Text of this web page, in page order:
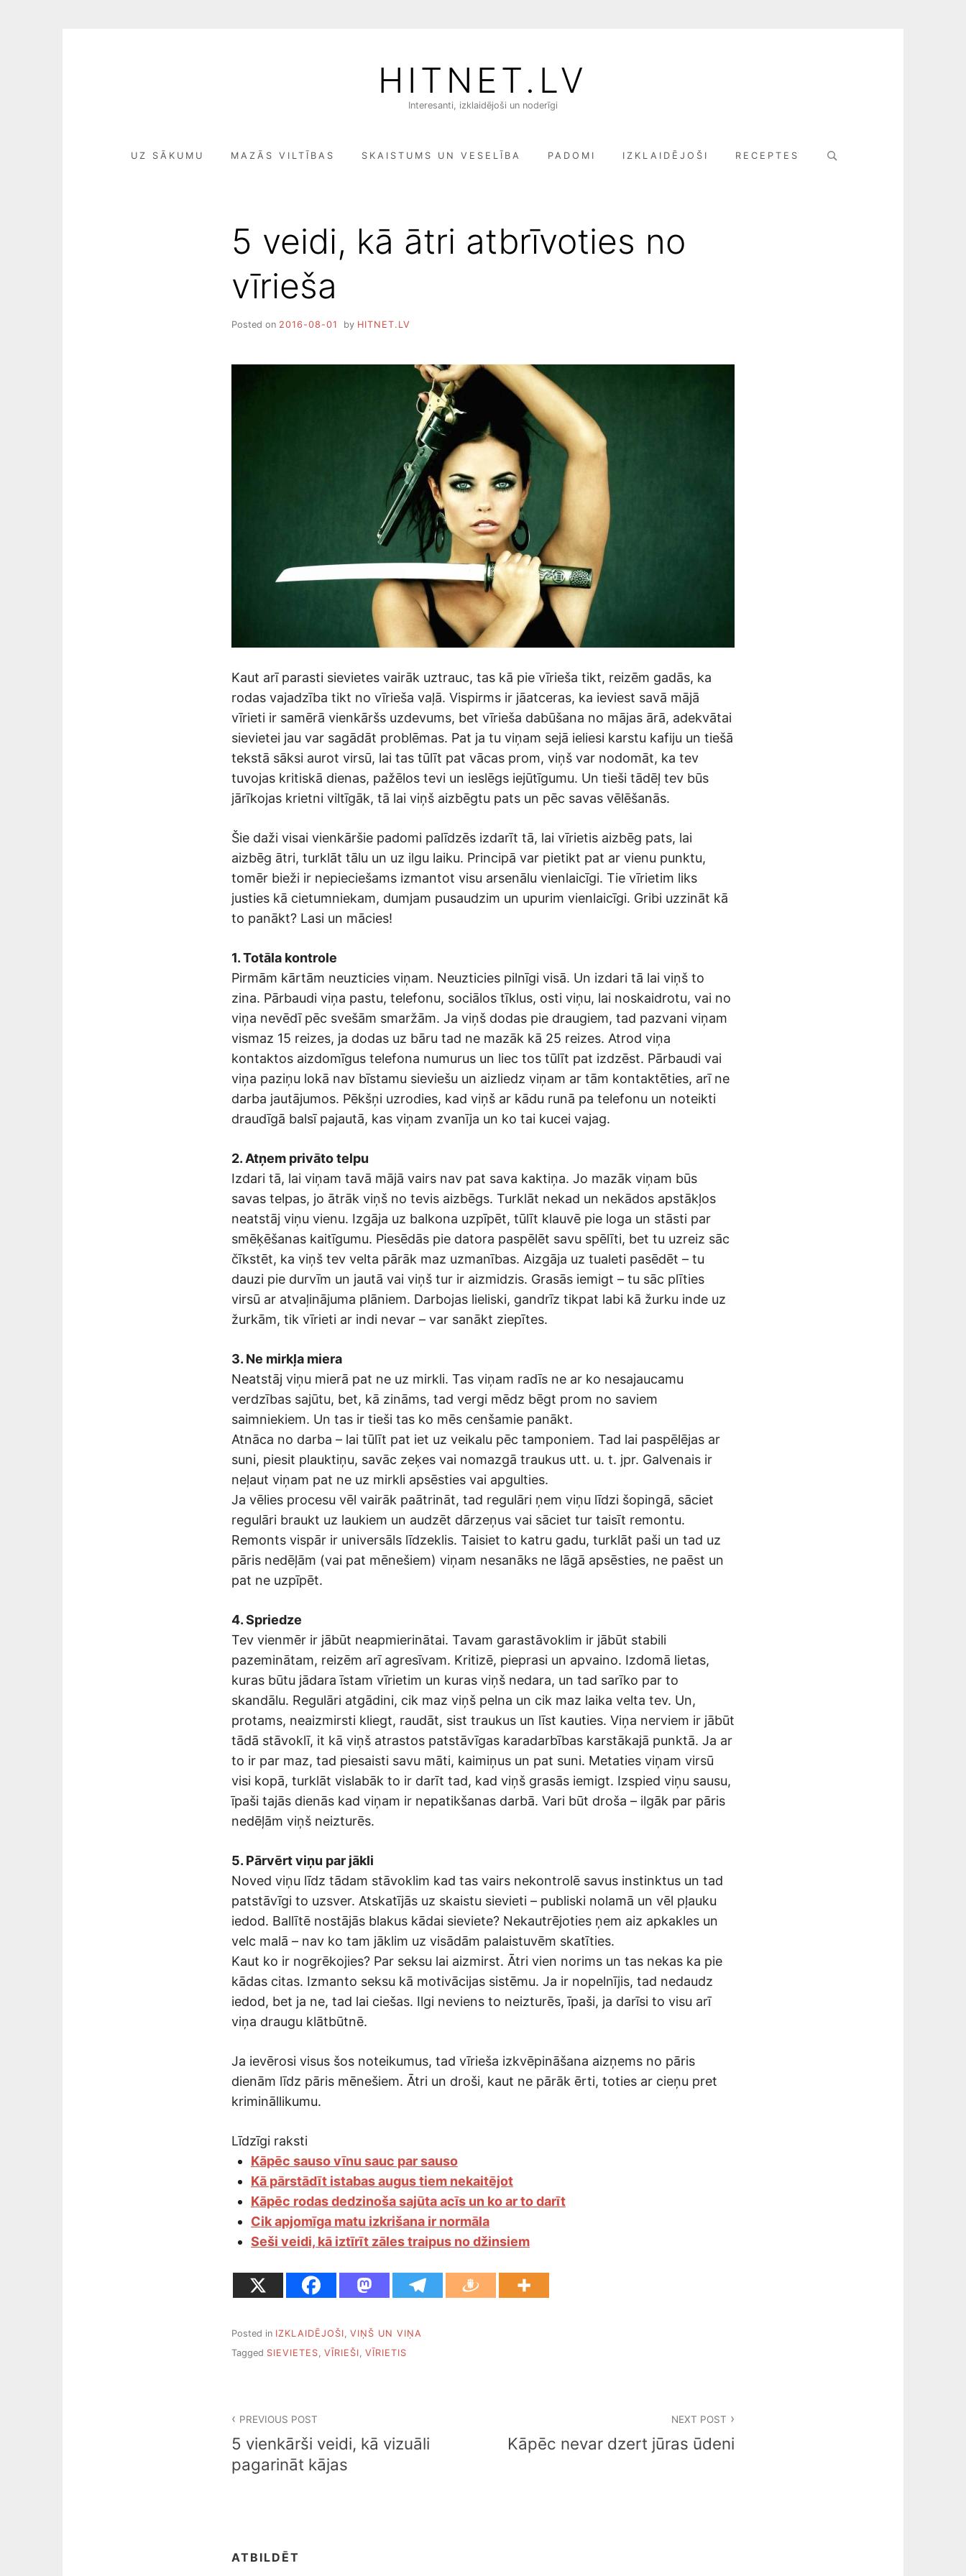
HITNET.LV
Interesanti, izklaidējoši un noderīgi
UZ SĀKUMU MAZĀS VILTĪBAS SKAISTUMS UN VESELĪBA PADOMI IZKLAIDĒJOŠI RECEPTES
Search
5 veidi, kā ātri atbrīvoties no
vīrieša
Posted on 2016-08-01 by HITNET.LV
Kaut arī parasti sievietes vairāk uztrauc, tas kā pie vīrieša tikt, reizēm gadās, ka
rodas vajadzība tikt no vīrieša vaļā. Vispirms ir jāatceras, ka ieviest savā mājā
vīrieti ir samērā vienkāršs uzdevums, bet vīrieša dabūšana no mājas ārā, adekvātai
sievietei jau var sagādāt problēmas. Pat ja tu viņam sejā ieliesi karstu kafiju un tiešā
tekstā sāksi aurot virsū, lai tas tūlīt pat vācas prom, viņš var nodomāt, ka tev
tuvojas kritiskā dienas, pažēlos tevi un ieslēgs iejūtīgumu. Un tieši tādēļ tev būs
jārīkojas krietni viltīgāk, tā lai viņš aizbēgtu pats un pēc savas vēlēšanās.
Šie daži visai vienkāršie padomi palīdzēs izdarīt tā, lai vīrietis aizbēg pats, lai
aizbēg ātri, turklāt tālu un uz ilgu laiku. Principā var pietikt pat ar vienu punktu,
tomēr bieži ir nepieciešams izmantot visu arsenālu vienlaicīgi. Tie vīrietim liks
justies kā cietumniekam, dumjam pusaudzim un upurim vienlaicīgi. Gribi uzzināt kā
to panākt? Lasi un mācies!
1. Totāla kontrole
Pirmām kārtām neuzticies viņam. Neuzticies pilnīgi visā. Un izdari tā lai viņš to
zina. Pārbaudi viņa pastu, telefonu, sociālos tīklus, osti viņu, lai noskaidrotu, vai no
viņa nevēdī pēc svešām smaržām. Ja viņš dodas pie draugiem, tad pazvani viņam
vismaz 15 reizes, ja dodas uz bāru tad ne mazāk kā 25 reizes. Atrod viņa
kontaktos aizdomīgus telefona numurus un liec tos tūlīt pat izdzēst. Pārbaudi vai
viņa paziņu lokā nav bīstamu sieviešu un aizliedz viņam ar tām kontaktēties, arī ne
darba jautājumos. Pēkšņi uzrodies, kad viņš ar kādu runā pa telefonu un noteikti
draudīgā balsī pajautā, kas viņam zvanīja un ko tai kucei vajag.
2. Atņem privāto telpu
Izdari tā, lai viņam tavā mājā vairs nav pat sava kaktiņa. Jo mazāk viņam būs
savas telpas, jo ātrāk viņš no tevis aizbēgs. Turklāt nekad un nekādos apstākļos
neatstāj viņu vienu. Izgāja uz balkona uzpīpēt, tūlīt klauvē pie loga un stāsti par
smēķēšanas kaitīgumu. Piesēdās pie datora paspēlēt savu spēlīti, bet tu uzreiz sāc
čīkstēt, ka viņš tev velta pārāk maz uzmanības. Aizgāja uz tualeti pasēdēt – tu
dauzi pie durvīm un jautā vai viņš tur ir aizmidzis. Grasās iemigt – tu sāc plīties
virsū ar atvaļinājuma plāniem. Darbojas lieliski, gandrīz tikpat labi kā žurku inde uz
žurkām, tik vīrieti ar indi nevar – var sanākt ziepītes.
3. Ne mirkļa miera
Neatstāj viņu mierā pat ne uz mirkli. Tas viņam radīs ne ar ko nesajaucamu
verdzības sajūtu, bet, kā zināms, tad vergi mēdz bēgt prom no saviem
saimniekiem. Un tas ir tieši tas ko mēs cenšamie panākt.
Atnāca no darba – lai tūlīt pat iet uz veikalu pēc tamponiem. Tad lai paspēlējas ar
suni, piesit plauktiņu, savāc zeķes vai nomazgā traukus utt. u. t. jpr. Galvenais ir
neļaut viņam pat ne uz mirkli apsēsties vai apgulties.
Ja vēlies procesu vēl vairāk paātrināt, tad regulāri ņem viņu līdzi šopingā, sāciet
regulāri braukt uz laukiem un audzēt dārzeņus vai sāciet tur taisīt remontu.
Remonts vispār ir universāls līdzeklis. Taisiet to katru gadu, turklāt paši un tad uz
pāris nedēļām (vai pat mēnešiem) viņam nesanāks ne lāgā apsēsties, ne paēst un
pat ne uzpīpēt.
4. Spriedze
Tev vienmēr ir jābūt neapmierinātai. Tavam garastāvoklim ir jābūt stabili
pazeminātam, reizēm arī agresīvam. Kritizē, pieprasi un apvaino. Izdomā lietas,
kuras būtu jādara īstam vīrietim un kuras viņš nedara, un tad sarīko par to
skandālu. Regulāri atgādini, cik maz viņš pelna un cik maz laika velta tev. Un,
protams, neaizmirsti kliegt, raudāt, sist traukus un līst kauties. Viņa nerviem ir jābūt
tādā stāvoklī, it kā viņš atrastos patstāvīgas karadarbības karstākajā punktā. Ja ar
to ir par maz, tad piesaisti savu māti, kaimiņus un pat suni. Metaties viņam virsū
visi kopā, turklāt vislabāk to ir darīt tad, kad viņš grasās iemigt. Izspied viņu sausu,
īpaši tajās dienās kad viņam ir nepatikšanas darbā. Vari būt droša – ilgāk par pāris
nedēļām viņš neizturēs.
5. Pārvērt viņu par jākli
Noved viņu līdz tādam stāvoklim kad tas vairs nekontrolē savus instinktus un tad
patstāvīgi to uzsver. Atskatījās uz skaistu sievieti – publiski nolamā un vēl pļauku
iedod. Ballītē nostājās blakus kādai sieviete? Nekautrējoties ņem aiz apkakles un
velc malā – nav ko tam jāklim uz visādām palaistuvēm skatīties.
Kaut ko ir nogrēkojies? Par seksu lai aizmirst. Ātri vien norims un tas nekas ka pie
kādas citas. Izmanto seksu kā motivācijas sistēmu. Ja ir nopelnījis, tad nedaudz
iedod, bet ja ne, tad lai ciešas. Ilgi neviens to neizturēs, īpaši, ja darīsi to visu arī
viņa draugu klātbūtnē.
Ja ievērosi visus šos noteikumus, tad vīrieša izkvēpināšana aizņems no pāris
dienām līdz pāris mēnešiem. Ātri un droši, kaut ne pārāk ērti, toties ar cieņu pret
krimināllikumu.
Līdzīgi raksti
Kāpēc sauso vīnu sauc par sauso
Kā pārstādīt istabas augus tiem nekaitējot
Kāpēc rodas dedzinoša sajūta acīs un ko ar to darīt
Cik apjomīga matu izkrišana ir normāla
Seši veidi, kā iztīrīt zāles traipus no džinsiem
Posted in IZKLAIDĒJOŠI, VIŅŠ UN VIŅA
Tagged SIEVIETES VĪRIEŠI VĪRIETIS
izvēlne
PREVIOUS POST
5 vienkārši veidi, kā vizuāli
pagarināt kājas
NEXT POST
Kāpēc nevar dzert jūras ūdeni
ATBILDĒT